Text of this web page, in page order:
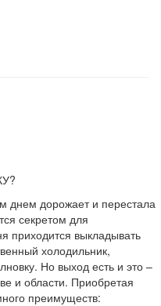
днем дорожает и перестала
секретом для
приходится выкладывать
холодильник,
Но выход есть и это –
и области. Приобретая
преимуществ: